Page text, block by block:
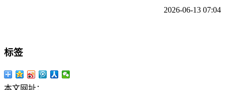
2026-06-13 07:04
标签